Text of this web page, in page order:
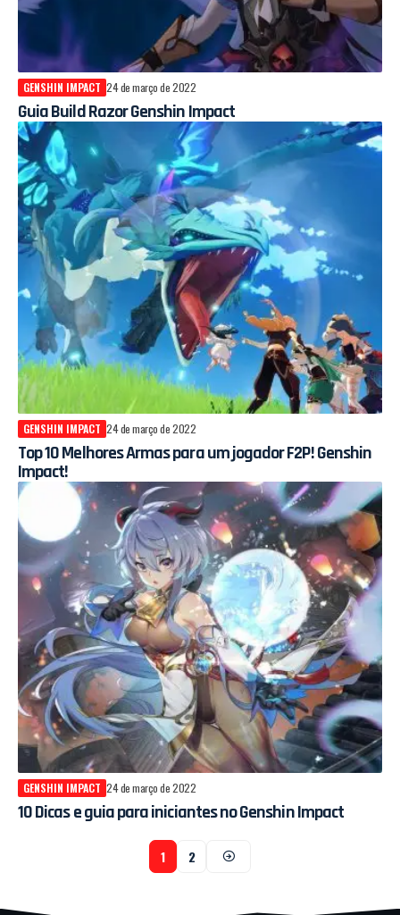
GENSHIN IMPACT 24 de março de 2022
Guia Build Razor Genshin Impact
GENSHIN IMPACT 24 de março de 2022
Top 10 Melhores Armas para um jogador F2P! Genshin
Impact!
GENSHIN IMPACT 24 de março de 2022
10 Dicas e guia para iniciantes no Genshin Impact
1 2